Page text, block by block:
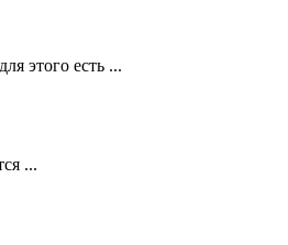
этого есть ...
...